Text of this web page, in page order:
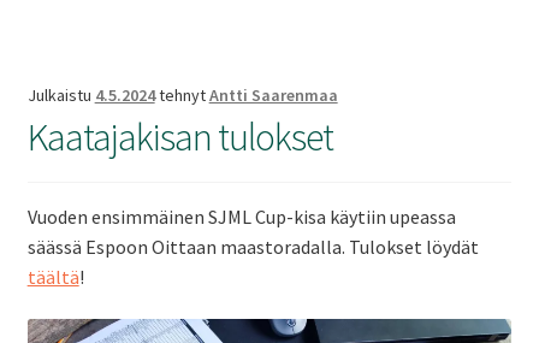
Julkaistu 4.5.2024tehnytAntti Saarenmaa
Kaatajakisan tulokset
Vuoden ensimmäinen SJML Cup-kisa käytiin upeassa
säässä Espoon Oittaan maastoradalla. Tulokset löydät
täältä!